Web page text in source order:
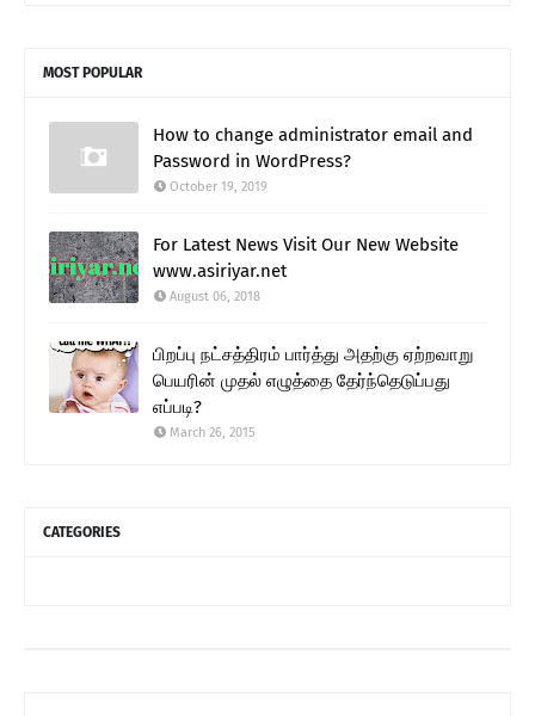
MOST POPULAR
How to change administrator email and
Password in WordPress?
October 19, 2019
For Latest News Visit Our New Website
www.asiriyar.net
August 06, 2018
பிறப்பு நட்சத்திரம் பார்த்து அதற்கு ஏற்றவாறு
பெயரின் முதல் எழுத்தை தேர்ந்தெடுப்பது
எப்படி?
March 26, 2015
CATEGORIES